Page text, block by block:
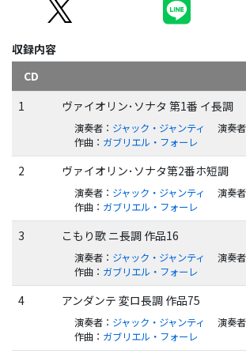
収録内容
CD
1
ヴァイオリン･ソナタ 第1番 イ長調
演奏者： ジャック・ジャンティ 演奏者
作曲： ガブリエル・フォーレ
2 ヴァイオリン･ソナタ第2番ホ短調
演奏者： ジャック・ジャンティ 演奏者
作曲： ガブリエル・フォーレ
3 こもり歌 ニ長調 作品16
演奏者： ジャック・ジャンティ 演奏者
作曲： ガブリエル・フォーレ
4 アンダンテ 変ロ長調 作品75
演奏者： ジャック・ジャンティ 演奏者
作曲： ガブリエル・フォーレ